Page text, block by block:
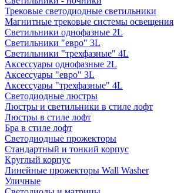
Трековые светодиодные светильники
Магнитные трековые системы освещения
Светильники однофазные 2L
Светильники "евро" 3L
Светильники "трехфазные" 4L
Аксессуары однофазные 2L
Аксессуары "евро" 3L
Аксессуары "трехфазные" 4L
Светодиодные люстры
Люстры и светильники в стиле лофт
Люстры в стиле лофт
Бра в стиле лофт
Светодиодные прожекторы
Стандартный и тонкий корпус
Круглый корпус
Линейные прожекторы Wall Washer
Уличные